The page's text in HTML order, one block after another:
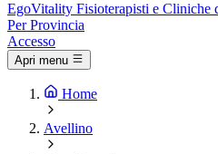
EgoVitality Fisioterapisti e Cliniche
Per Provincia
Accesso
Apri menu
Home
Avellino